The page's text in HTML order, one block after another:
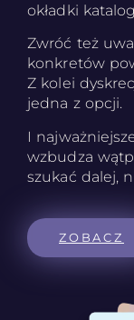
okładki
Zwróć też
konkretów
Z kolei
jedna z opcji.
I
wzbudza
szukać dalej,
ZOBACZ